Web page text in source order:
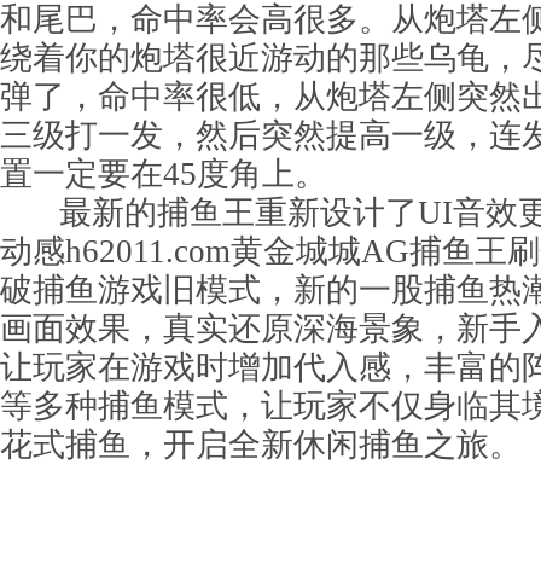
和尾巴，命中率会高很多。从炮塔左
绕着你的炮塔很近游动的那些乌龟，
弹了，命中率很低，从炮塔左侧突然
三级打一发，然后突然提高一级，连
置一定要在45度角上。
最新的捕鱼王重新设计了UI音效
动感h62011.com黄金城城AG捕鱼王
破捕鱼游戏旧模式，新的一股捕鱼热
画面效果，真实还原深海景象，新手
让玩家在游戏时增加代入感，丰富的
等多种捕鱼模式，让玩家不仅身临其
花式捕鱼，开启全新休闲捕鱼之旅。